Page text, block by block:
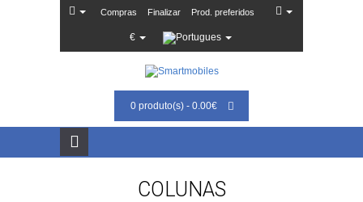
Compras Finalizar Prod. preferidos
€
0 produto(s) - 0.00€
COLUNAS